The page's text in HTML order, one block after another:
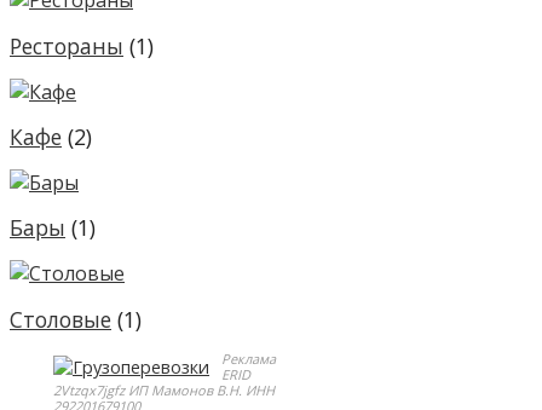
Рестораны (1)
Кафе (2)
Бары (1)
Столовые (1)
Реклама
ERID
2Vtzqx7jgfz ИП Мамонов В.Н. ИНН
292201679100